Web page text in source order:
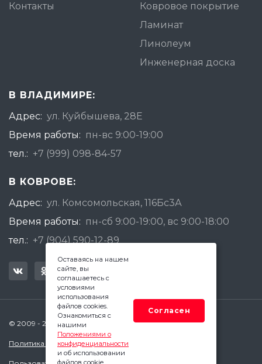
Контакты
Ковровое покрытие
Ламинат
Линолеум
Инженерная доска
В ВЛАДИМИРЕ:
Адрес: ул. Куйбышева, 28Е
Время работы: пн-вс 9:00-19:00
тел.: +7 (999) 098-84-57
В КОВРОВЕ:
Адрес: ул. Комсомольская, 116Бс3А
Время работы: пн-сб 9:00-19:00, вс 9:00-18:00
тел.: +7 (904) 590-12-89
© 2009 - 2026 Квадратный Метр - Ковров
Политика конфиденциальности
Оставаясь на нашем
сайте, вы
соглашаетесь с
условиями
использования
файлов cookies.
Ознакомиться с
нашими
Положениями о
конфиденциальности
и об использовании
файлов cookie.
Согласен